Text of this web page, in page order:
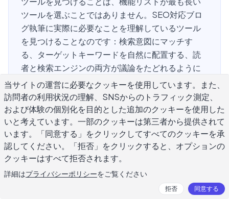
ツールを選ぶことではありません。SEO対応ブロ
グ執筆に実際に必要なことを理解しているツール
を見つけることなのです：検索意図にマッチす
る、ターゲットキーワードを自然に配置する、読
者と検索エンジンの両方が議論をたどれるように
セクションを構成する、そしてジェネリックな出
力を上回るランキングに十分に具体的なコンテン
ツを生成すること。このガイドでは、効果的なAIブ
ログライティングツールとワード数を埋めるだけ
のツールを区別する機能、AIをSEOコンテンツに
使用する際にほとんどのライターが犯す間違い、
そして適切なツールから公開可能な最初のドラフ
トを取得する方法についてカバーしています。
当サイトの運営に必要なクッキーを使用しています。また、
訪問者の利用状況の理解、SNSからのトラフィック測定、
および体験の個別化を目的とした追加のクッキーを使用した
いと考えています。一部のクッキーは第三者から提供されて
います。「同意する」をクリックしてすべてのクッキーを承
認してください。「拒否」をクリックすると、オプションの
クッキーはすべて拒否されます。
詳細はプライバシーポリシーをご覧ください
拒否 同意する